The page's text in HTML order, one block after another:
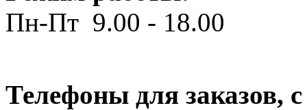
Пн-Пт 9.00 - 18.00
Телефоны для заказов,